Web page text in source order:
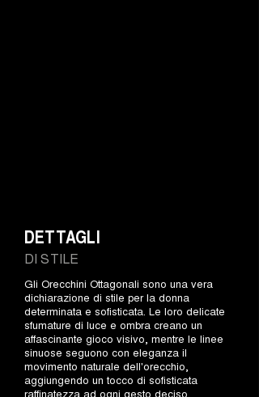
DI STILE
DETTAGLI
Gli Orecchini Ottagonali sono una vera
dichiarazione di stile per la donna
determinata e sofisticata. Le loro delicate
sfumature di luce e ombra creano un
affascinante gioco visivo, mentre le linee
sinuose seguono con eleganza il
movimento naturale dell'orecchio,
aggiungendo un tocco di sofisticata
raffinatezza ad ogni gesto deciso.